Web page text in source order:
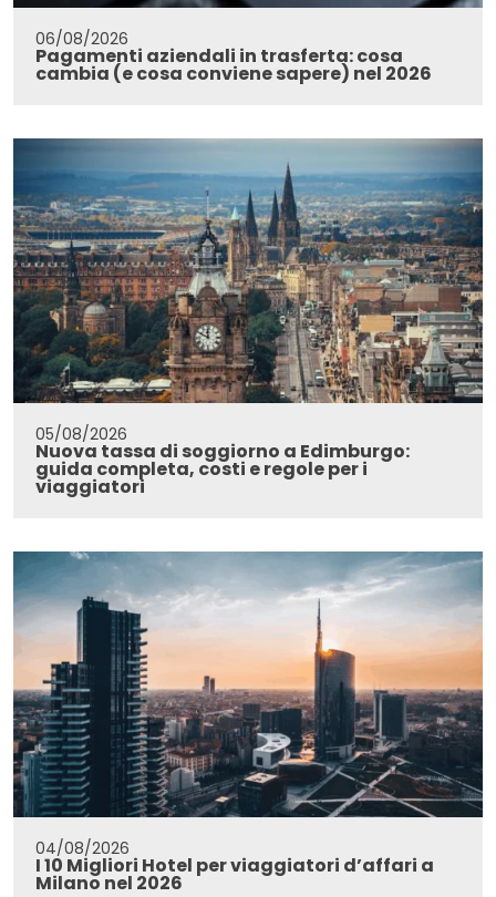
06/08/2026
Pagamenti aziendali in trasferta: cosa
cambia (e cosa conviene sapere) nel 2026
05/08/2026
Nuova tassa di soggiorno a Edimburgo:
guida completa, costi e regole per i
viaggiatori
04/08/2026
I 10 Migliori Hotel per viaggiatori d’affari a
Milano nel 2026